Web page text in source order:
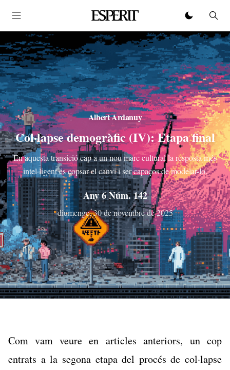
Albert Ardanuy
Col·lapse demogràfic (IV): Etapa final
En aquesta transició cap a un nou marc cultural la resposta més
intel·ligent és copsar el canvi i ser capaços de modelar-lo.
Any 6 Núm. 142
diumenge, 30 de novembre de 2025
Com vam veure en articles anteriors, un cop
entrats a la segona etapa del procés de col·lapse